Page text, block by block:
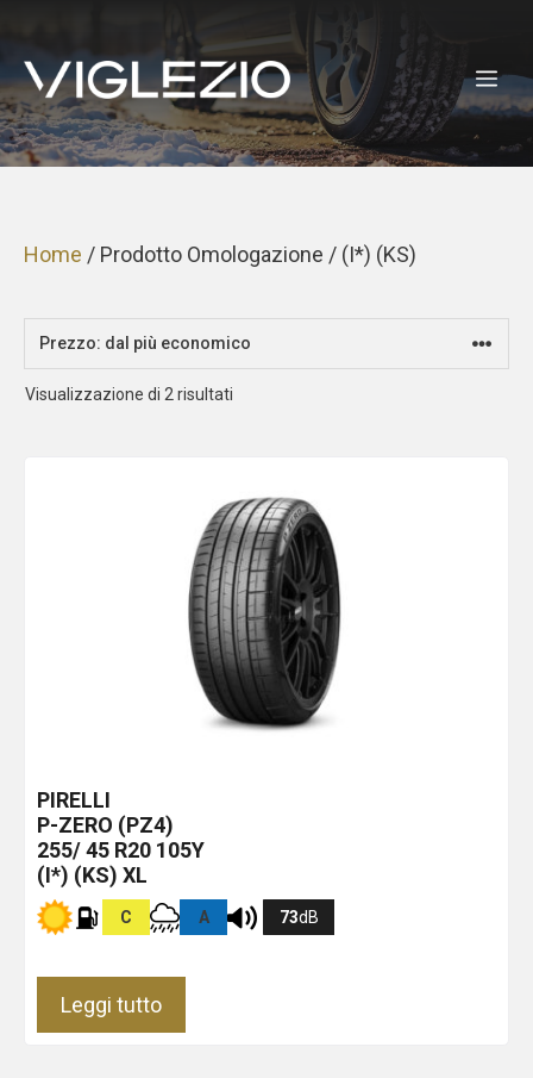
contenuto
Home / Prodotto Omologazione / (I*) (KS)
Visualizzazione di 2 risultati
PIRELLI
P-ZERO (PZ4)
255/ 45 R20 105Y
(I*) (KS) XL
C A 73dB
Leggi tutto